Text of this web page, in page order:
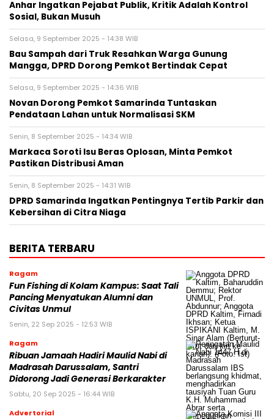
Anhar Ingatkan Pejabat Publik, Kritik Adalah Kontrol
Sosial, Bukan Musuh
Selasa, 9 September 2025 - 14:38 WIB
Bau Sampah dari Truk Resahkan Warga Gunung
Mangga, DPRD Dorong Pemkot Bertindak Cepat
Selasa, 9 September 2025 - 14:36 WIB
Novan Dorong Pemkot Samarinda Tuntaskan
Pendataan Lahan untuk Normalisasi SKM
Senin, 8 September 2025 - 14:34 WIB
Markaca Soroti Isu Beras Oplosan, Minta Pemkot
Pastikan Distribusi Aman
Senin, 8 September 2025 - 14:31 WIB
DPRD Samarinda Ingatkan Pentingnya Tertib Parkir dan
Kebersihan di Citra Niaga
BERITA TERBARU
Ragam
Fun Fishing di Kolam Kampus: Saat Tali
Pancing Menyatukan Alumni dan
Civitas Unmul
Senin, 22 Sep 2025 - 12:53 WIB
Ragam
Ribuan Jamaah Hadiri Maulid Nabi di
Madrasah Darussalam, Santri
Didorong Jadi Generasi Berkarakter
Sabtu, 20 Sep 2025 - 16:44 WIB
Advertorial